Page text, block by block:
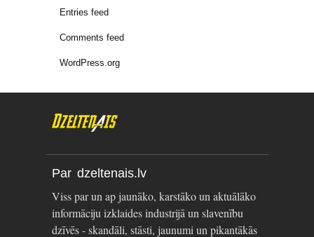
Entries feed
Comments feed
WordPress.org
Par dzeltenais.lv
Viss par un ap jaunāko, karstāko un aktuālāko
informāciju izklaides industrijā un slavenību
dzīvēs - skandāli, stāsti, jaunumi un pikantākās